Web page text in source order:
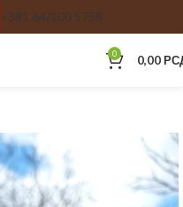
+381 64/100 5758
0 0,00